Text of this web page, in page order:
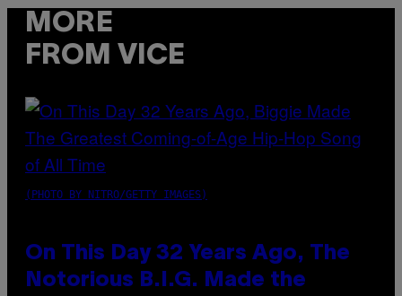
MORE
FROM VICE
(PHOTO BY NITRO/GETTY IMAGES)
On This Day 32 Years Ago, The
Notorious B.I.G. Made the